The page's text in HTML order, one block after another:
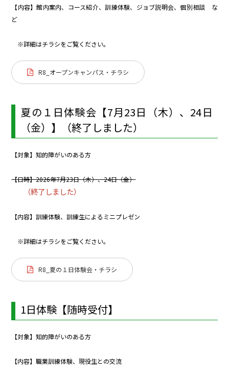
【内容】館内案内、コース紹介、訓練体験、ジョブ説明会、個別相談 な
ど
※詳細はチラシをご覧ください。
R8_オープンキャンパス・チラシ
夏の１日体験会【7月23日（木）、24日
（金）】（終了しました）
【対象】知的障がいのある方
【日時】2026年7月23日（木）、24日（金）
（終了しました）
【内容】訓練体験、訓練生によるミニプレゼン
※詳細はチラシをご覧ください。
R8_夏の１日体験会・チラシ
1日体験【随時受付】
【対象】知的障がいのある方
【内容】職業訓練体験、現役生との交流